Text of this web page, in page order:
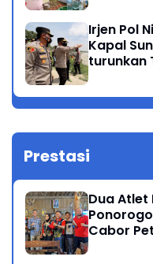
Irjen Pol
Kapal
turunkan
Prestasi
Dua Atlet
Cabor